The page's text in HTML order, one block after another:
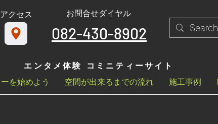
​アクセス お問合せダイヤル
082-430-8902
エンタメ体験 コミニティーサイト
を始めよう 空間が出来るまでの流れ 施工事例